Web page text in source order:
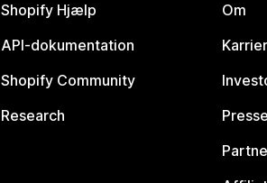
Shopify Hjælp
API-dokumentation
Shopify Community
Research
Om